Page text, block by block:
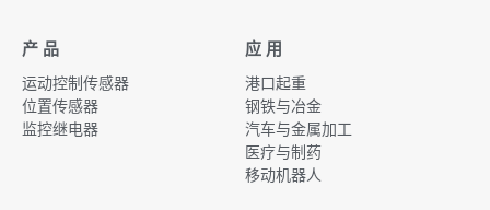
产 品
运动控制传感器
位置传感器
监控继电器
应 用
港口起重
钢铁与冶金
汽车与金属加工
医疗与制药
移动机器人